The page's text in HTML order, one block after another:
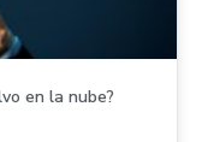
en la nube?